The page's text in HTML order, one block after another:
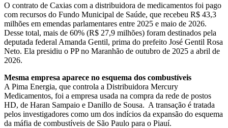
O contrato de Caxias com a distribuidora de medicamentos foi pago
com recursos do Fundo Municipal de Saúde, que recebeu R$ 43,3
milhões em emendas parlamentares entre 2025 e maio de 2026.
Desse total, mais de 60% (R$ 27,9 milhões) foram destinados pela
deputada federal Amanda Gentil, prima do prefeito José Gentil Rosa
Neto. Ela presidiu o PP no Maranhão de outubro de 2025 a abril de
2026.
Mesma empresa aparece no esquema dos combustíveis
A Pima Energia, que controla a Distribuidora Mercury
Medicamentos, foi a empresa usada na compra da rede de postos
HD, de Haran Sampaio e Danillo de Sousa. A transação é tratada
pelos investigadores como um dos indícios da expansão do esquema
da máfia de combustíveis de São Paulo para o Piauí.